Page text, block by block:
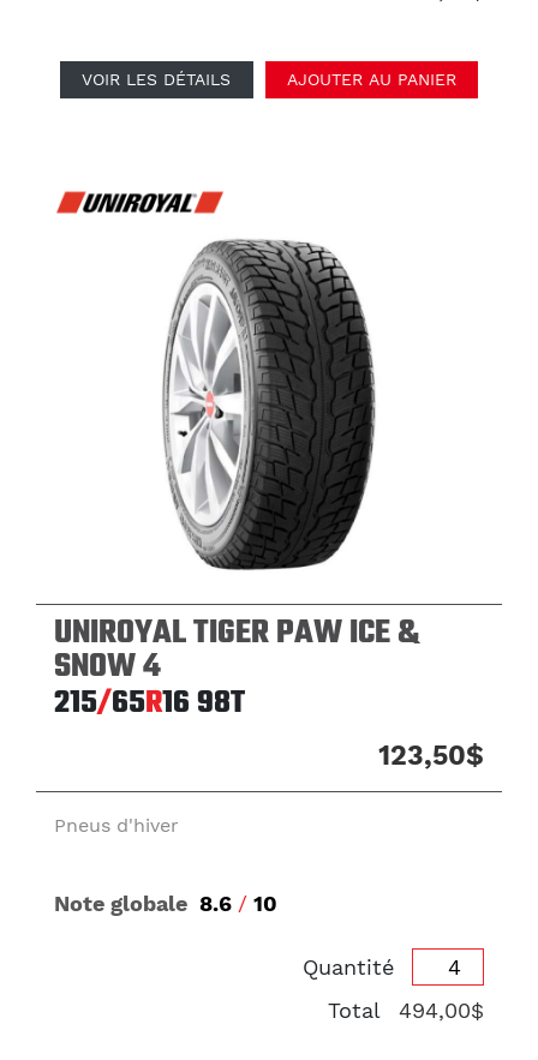
VOIR LES DÉTAILS AJOUTER AU PANIER
UNIROYAL TIGER PAW ICE &
SNOW 4
215/65R1698T
123,50$
Pneus d'hiver
Note globale 8.6 / 10
Quantité
Total
494,00$